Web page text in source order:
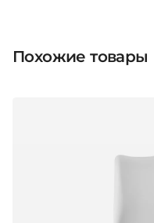
Похожие товары